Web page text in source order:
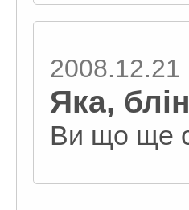
2008.12.21
Яка,
Ви що ще